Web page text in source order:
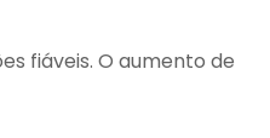
fiáveis. O aumento de